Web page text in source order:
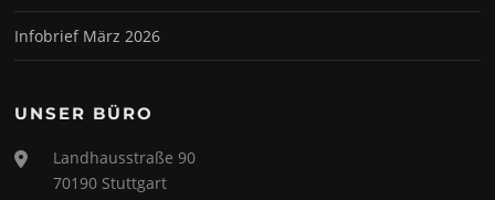
Infobrief März 2026
UNSER BÜRO
Landhausstraße 90
70190 Stuttgart